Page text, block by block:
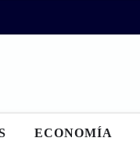
ECONOMÍA